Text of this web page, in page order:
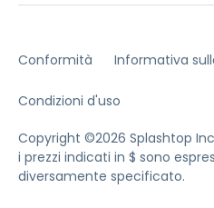
Conformità Informativa
Condizioni d'uso
Copyright ©2026 Splashtop
i prezzi indicati in $ sono
diversamente specificato.